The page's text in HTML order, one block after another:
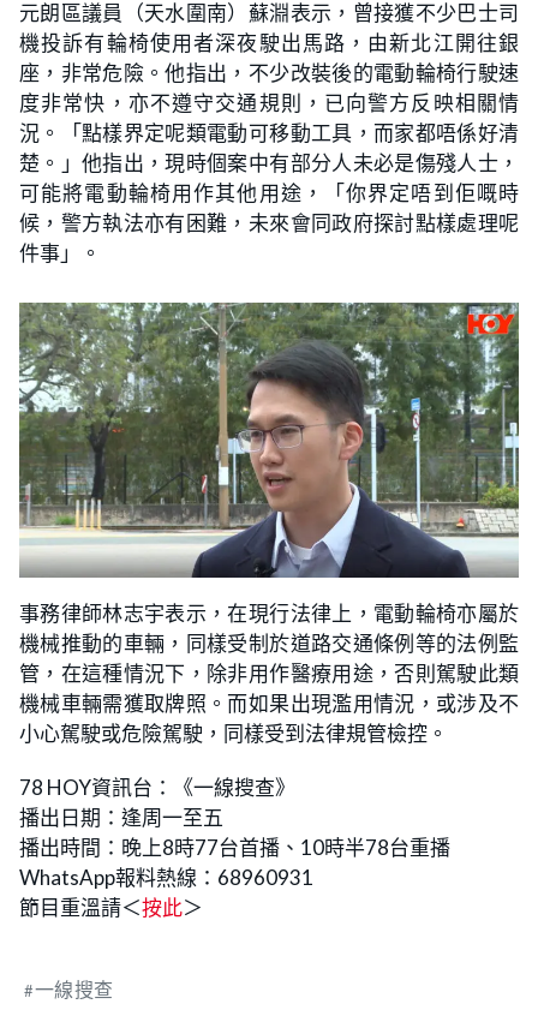
元朗區議員（天水圍南）蘇淵表示，曾接獲不少巴士司
機投訴有輪椅使用者深夜駛出馬路，由新北江開往銀
座，非常危險。他指出，不少改裝後的電動輪椅行駛速
度非常快，亦不遵守交通規則，已向警方反映相關情
況。「點樣界定呢類電動可移動工具，而家都唔係好清
楚。」他指出，現時個案中有部分人未必是傷殘人士，
可能將電動輪椅用作其他用途，「你界定唔到佢嘅時
候，警方執法亦有困難，未來會同政府探討點樣處理呢
件事」。
事務律師林志宇表示，在現行法律上，電動輪椅亦屬於
機械推動的車輛，同樣受制於道路交通條例等的法例監
管，在這種情況下，除非用作醫療用途，否則駕駛此類
機械車輛需獲取牌照。而如果出現濫用情況，或涉及不
小心駕駛或危險駕駛，同樣受到法律規管檢控。
78 HOY資訊台：《一線搜查》
播出日期：逢周一至五
播出時間：晚上8時77台首播、10時半78台重播
WhatsApp報料熱線：68960931
節目重溫請＜按此＞
一線搜查